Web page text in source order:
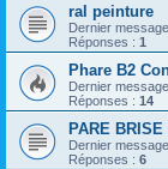
ral peinture
Dernier
Réponses : 1
Phare B2
Dernier
Réponses : 14
PARE BRISE
Dernier
Réponses : 6